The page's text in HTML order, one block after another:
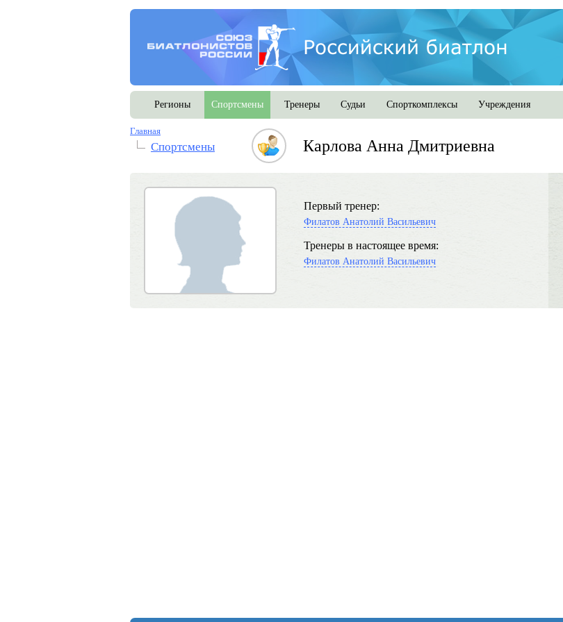
Регионы Спортсмены Тренеры Судьи Спорткомплексы Учреждения
Главная
Спортсмены Карлова Анна Дмитриевна
Первый тренер:
Филатов Анатолий Васильевич
Тренеры в настоящее время:
Филатов Анатолий Васильевич